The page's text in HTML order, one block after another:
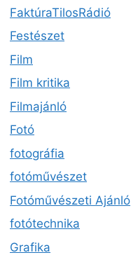
FaktúraTilosRádió
Festészet
Film
Film kritika
Filmajánló
Fotó
fotográfia
fotóművészet
Fotóművészeti Ajánló
fotótechnika
Grafika